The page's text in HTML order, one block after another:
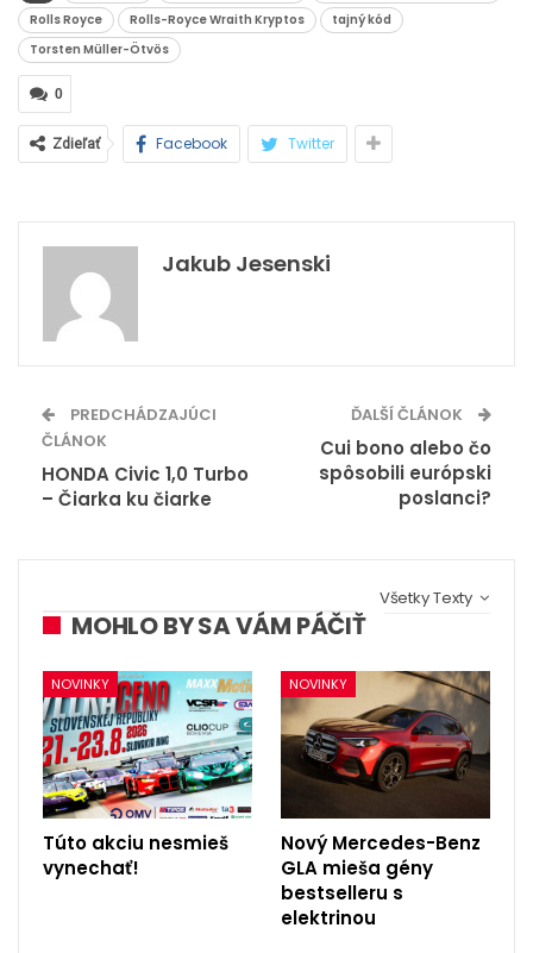
Rolls Royce
Rolls-Royce Wraith Kryptos
tajný kód
Torsten Müller-Ötvös
0
Zdieľať Facebook Twitter
Jakub Jesenski
PREDCHÁDZAJÚCI
ČLÁNOK
HONDA Civic 1,0 Turbo
– Čiarka ku čiarke
ĎALŠÍ ČLÁNOK
Cui bono alebo čo
spôsobili európski
poslanci?
Všetky Texty
MOHLO BY SA VÁM PÁČIŤ
NOVINKY
Túto akciu nesmieš
vynechať!
NOVINKY
Nový Mercedes-Benz
GLA mieša gény
bestselleru s
elektrinou